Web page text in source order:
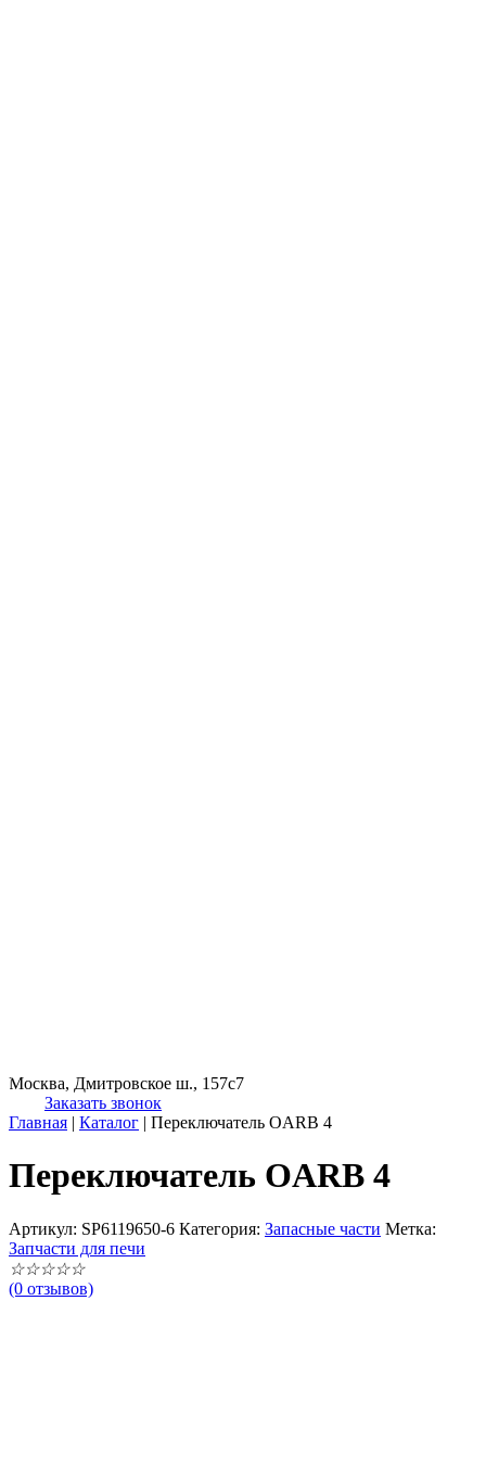
Москва, Дмитровское ш., 157с7
Заказать звонок
Главная | Каталог | Переключатель OARB 4
Переключатель OARB 4
Артикул: SP6119650-6 Категория: Запасные части Метка:
Запчасти для печи
☆☆☆☆☆
(0 отзывов)